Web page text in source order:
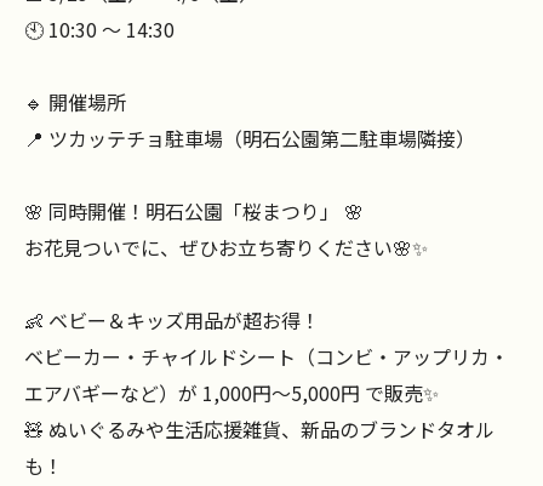
🕙 10:30 ～ 14:30
🔹 開催場所
📍 ツカッテチョ駐車場（明石公園第二駐車場隣接）
🌸 同時開催！明石公園「桜まつり」 🌸
お花見ついでに、ぜひお立ち寄りください🌸✨
👶 ベビー＆キッズ用品が超お得！
ベビーカー・チャイルドシート（コンビ・アップリカ・
エアバギーなど）が 1,000円～5,000円 で販売✨
🧸 ぬいぐるみや生活応援雑貨、新品のブランドタオル
も！